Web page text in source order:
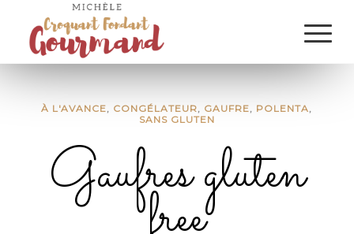
À L'AVANCE, CONGÉLATEUR, GAUFRE, POLENTA,
SANS GLUTEN
Gaufres gluten